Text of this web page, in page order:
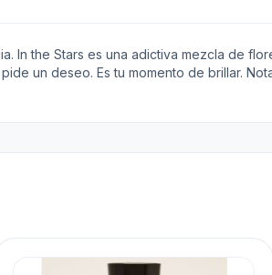
In the Stars es una adictiva mezcla de
un deseo. Es tu momento de brillar.